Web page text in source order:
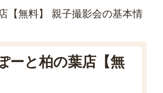
【無料】 親子撮影会の基本情
ーと柏の葉店【無